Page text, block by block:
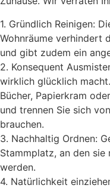
1. Gründlich Reinigen:
Wohnräume verhindert
und gibt zudem ein
2. Konsequent
wirklich glücklich
Bücher, Papierkram
und trennen Sie sich
brauchen.
3. Nachhaltig Ordnen:
Stammplatz, an den
werden.
4. Natürlichkeit